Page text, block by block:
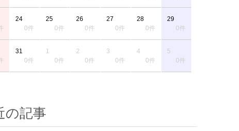
24
0件
25
0件
26
0件
27
0件
28
0件
29
0件
31
0件
1
0件
2
0件
3
0件
4
0件
5
0件
の記事